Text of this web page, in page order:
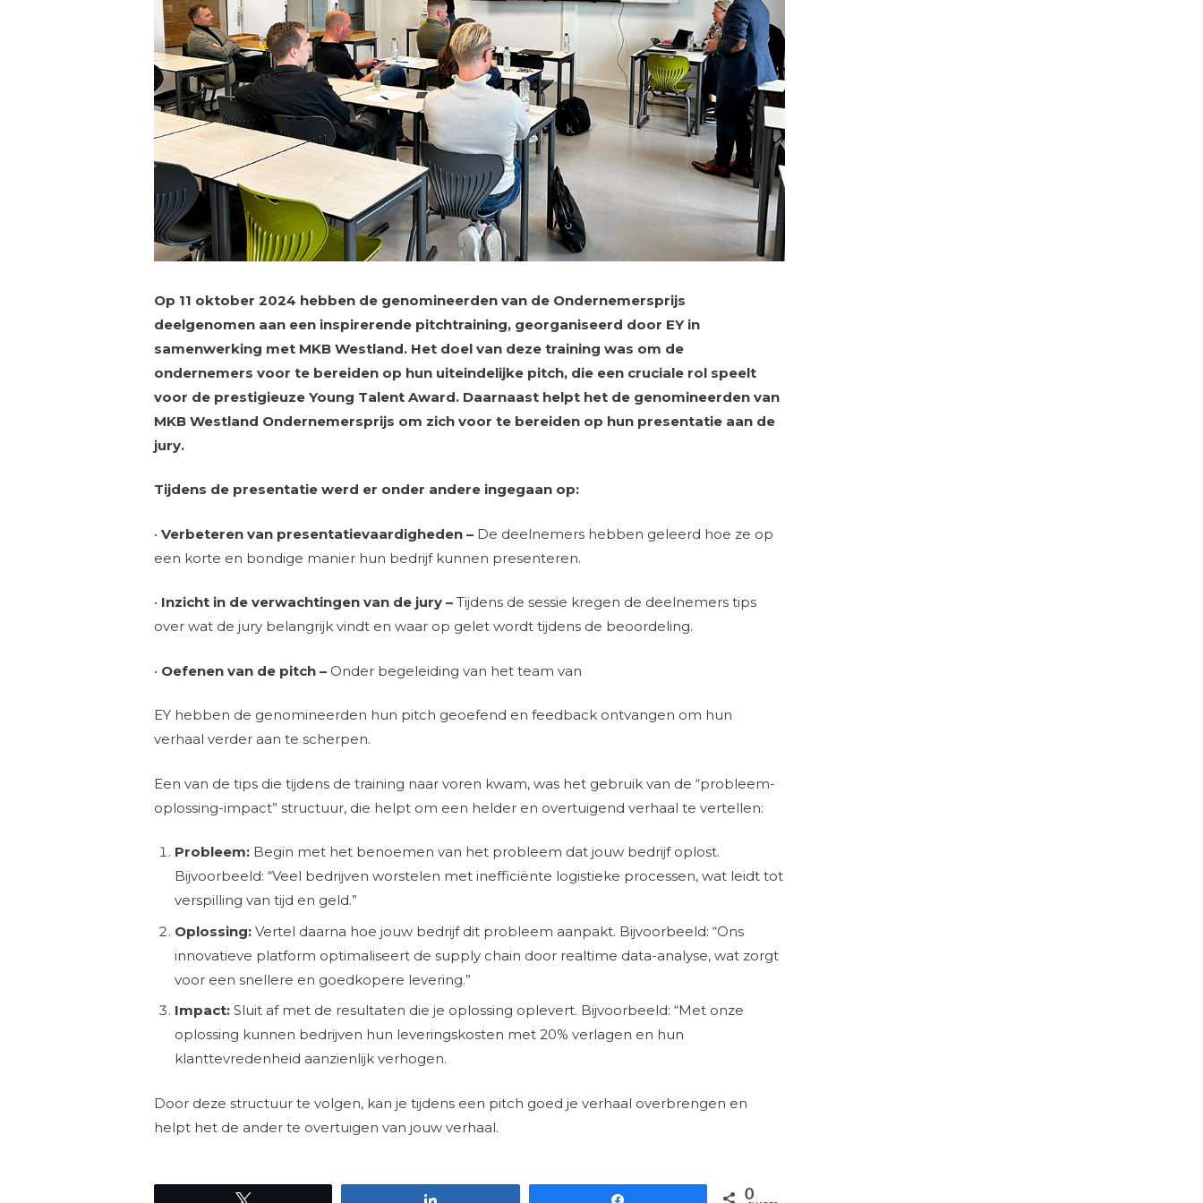
Op 11 oktober 2024 hebben de genomineerden van de Ondernemersprijs
deelgenomen aan een inspirerende pitchtraining, georganiseerd door EY in
samenwerking met MKB Westland. Het doel van deze training was om de
ondernemers voor te bereiden op hun uiteindelijke pitch, die een cruciale rol speelt
voor de prestigieuze Young Talent Award. Daarnaast helpt het de genomineerden van
MKB Westland Ondernemersprijs om zich voor te bereiden op hun presentatie aan de
jury.
Tijdens de presentatie werd er onder andere ingegaan op:
• Verbeteren van presentatievaardigheden – De deelnemers hebben geleerd hoe ze op
een korte en bondige manier hun bedrijf kunnen presenteren.
• Inzicht in de verwachtingen van de jury – Tijdens de sessie kregen de deelnemers tips
over wat de jury belangrijk vindt en waar op gelet wordt tijdens de beoordeling.
• Oefenen van de pitch – Onder begeleiding van het team van
EY hebben de genomineerden hun pitch geoefend en feedback ontvangen om hun
verhaal verder aan te scherpen.
Een van de tips die tijdens de training naar voren kwam, was het gebruik van de “probleem-
oplossing-impact” structuur, die helpt om een helder en overtuigend verhaal te vertellen:
Probleem: Begin met het benoemen van het probleem dat jouw bedrijf oplost.
Bijvoorbeeld: “Veel bedrijven worstelen met inefficiënte logistieke processen, wat leidt tot
verspilling van tijd en geld.”
Oplossing:Vertel daarna hoe jouw bedrijf dit probleem aanpakt. Bijvoorbeeld: “Ons
innovatieve platform optimaliseert de supply chain door realtime data-analyse, wat zorgt
voor een snellere en goedkopere levering.”
Impact: Sluit af met de resultaten die je oplossing oplevert. Bijvoorbeeld: “Met onze
oplossing kunnen bedrijven hun leveringskosten met 20% verlagen en hun
klanttevredenheid aanzienlijk verhogen.
Door deze structuur te volgen, kan je tijdens een pitch goed je verhaal overbrengen en
helpt het de ander te overtuigen van jouw verhaal.
0